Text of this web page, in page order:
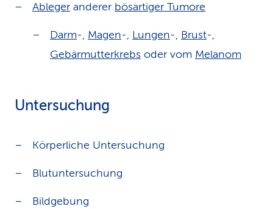
Ableger anderer bösartiger Tumore
Darm-, Magen-, Lungen-, Brust-,
Gebärmutterkrebs oder vom Melanom
Untersuchung
Körperliche Untersuchung
Blutuntersuchung
Bildgebung